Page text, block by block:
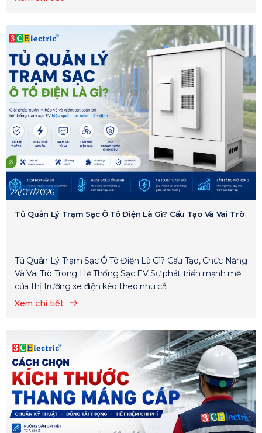
24/07/2026
Tủ Quản Lý Trạm Sạc Ô Tô Điện Là Gì? Cấu Tạo Và Vai Trò
Tủ Quản Lý Trạm Sạc Ô Tô Điện Là Gì? Cấu Tạo, Chức Năng
Và Vai Trò Trong Hệ Thống Sạc EV Sự phát triển mạnh mẽ
của thị trường xe điện kéo theo nhu cầ
Xem chi tiết